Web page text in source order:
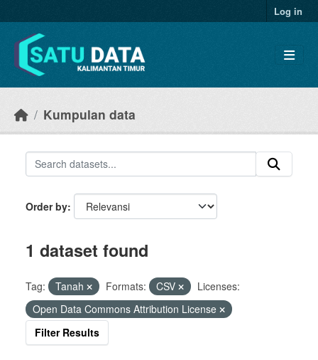
Log in
Kumpulan data
Order by
1 dataset found
Tag: Tanah Formats: CSV
Licenses:
Open Data Commons Attribution License
Filter Results